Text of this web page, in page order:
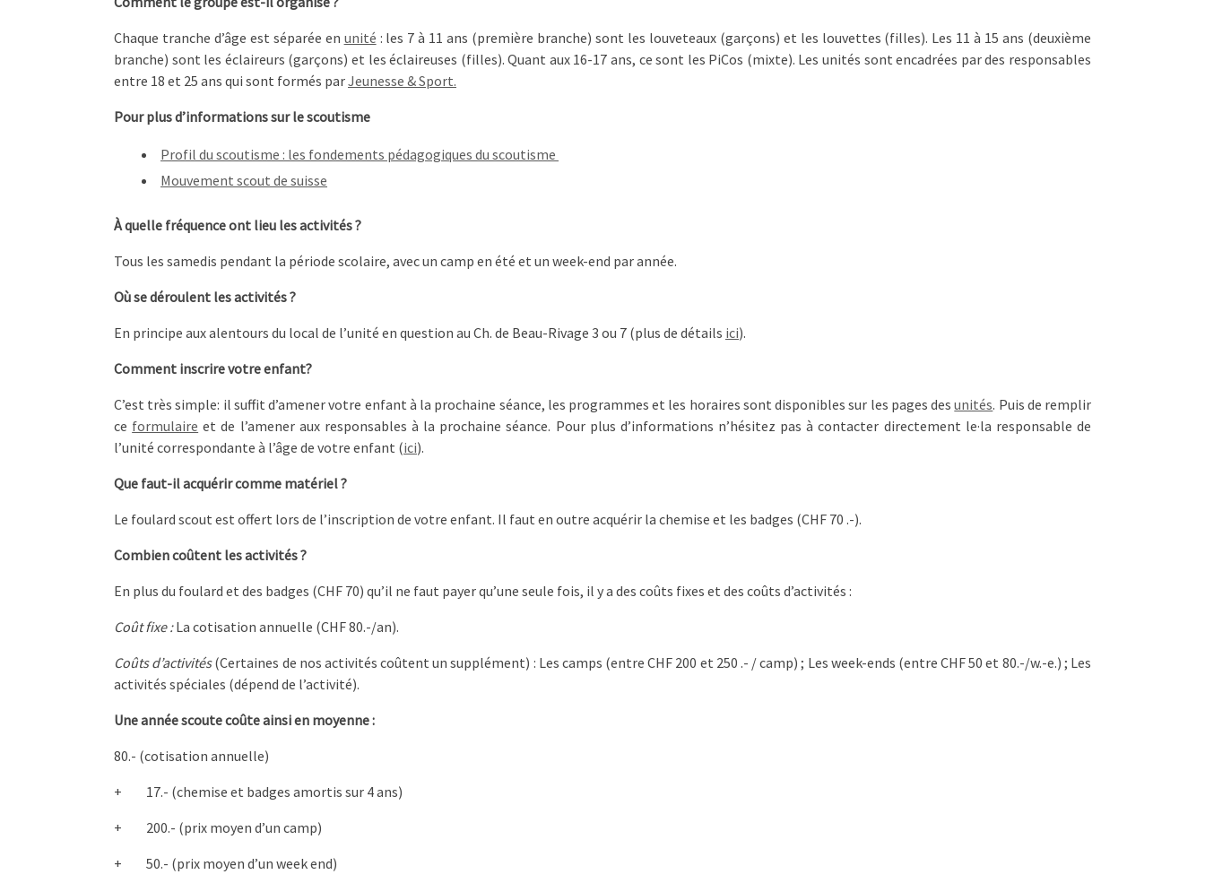
Chaque tranche d’âge est séparée en unité : les 7 à 11 ans (première branche) sont les louveteaux (garçons) et les louvettes (filles). Les 11 à 15 ans (deuxième
branche) sont les éclaireurs (garçons) et les éclaireuses (filles). Quant aux 16-17 ans, ce sont les PiCos (mixte). Les unités sont encadrées par des responsables
entre 18 et 25 ans qui sont formés parJeunesse & Sport.
Pour plus d’informations sur le scoutisme
Profil du scoutisme : les fondements pédagogiques du scoutisme
Mouvement scout de suisse
À quelle fréquence ont lieu les activités ?
Tous les samedis pendant la période scolaire, avec un camp en été et un week-end par année.
Où se déroulent les activités ?
En principe aux alentours du local de l’unité en question au Ch. de Beau-Rivage 3 ou 7 (plus de détails ici).
Comment inscrire votre enfant?
C’est très simple: il suffit d’amener votre enfant à la prochaine séance, les programmes et les horaires sont disponibles sur les pages desunités. Puis de remplir
ce formulaire et de l’amener aux responsables à la prochaine séance. Pour plus d’informations n’hésitez pas à contacter directement le·la responsable de
l’unité correspondante à l’âge de votre enfant (ici).
Que faut-il acquérir comme matériel ?
Le foulard scout est offert lors de l’inscription de votre enfant. Il faut en outre acquérir la chemise et les badges (CHF 70 .-).
Combien coûtent les activités ?
En plus du foulard et des badges (CHF 70) qu’il ne faut payer qu’une seule fois, il y a des coûts fixes et des coûts d’activités :
Coût fixe :La cotisation annuelle (CHF 80.-/an).
Coûts d’activités(Certaines de nos activités coûtent un supplément) : Les camps (entre CHF 200 et 250 .- / camp) ; Les week-ends (entre CHF 50 et 80.-/w.-e.) ; Les
activités spéciales (dépend de l’activité).
Une année scoute coûte ainsi en moyenne :
80.- (cotisation annuelle)
+ 17.- (chemise et badges amortis sur 4 ans)
+ 200.- (prix moyen d’un camp)
+ 50.- (prix moyen d’un week end)